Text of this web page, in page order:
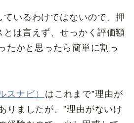
いるわけではないので、押
とは言えず、せっかく評価額
たかと思ったら簡単に割っ
スナビ）
はこれまで”理由が
りましたが、”理由がないけ